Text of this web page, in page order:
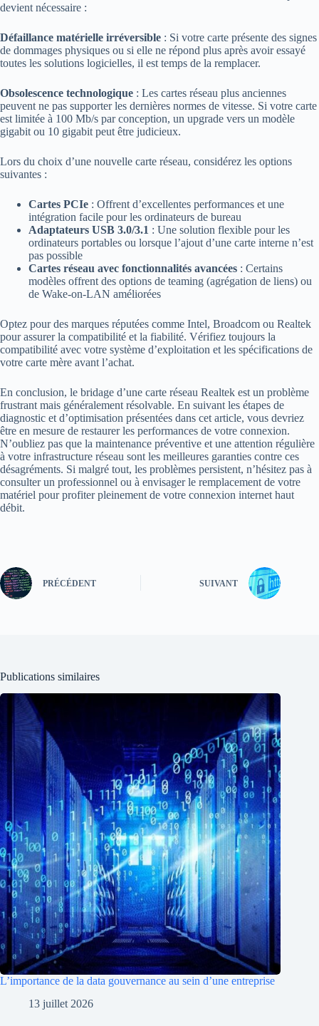
devient nécessaire :
Défaillance matérielle irréversible : Si votre carte présente des signes
de dommages physiques ou si elle ne répond plus après avoir essayé
toutes les solutions logicielles, il est temps de la remplacer.
Obsolescence technologique : Les cartes réseau plus anciennes
peuvent ne pas supporter les dernières normes de vitesse. Si votre carte
est limitée à 100 Mb/s par conception, un upgrade vers un modèle
gigabit ou 10 gigabit peut être judicieux.
Lors du choix d’une nouvelle carte réseau, considérez les options
suivantes :
Cartes PCIe : Offrent d’excellentes performances et une
intégration facile pour les ordinateurs de bureau
Adaptateurs USB 3.0/3.1 : Une solution flexible pour les
ordinateurs portables ou lorsque l’ajout d’une carte interne n’est
pas possible
Cartes réseau avec fonctionnalités avancées : Certains
modèles offrent des options de teaming (agrégation de liens) ou
de Wake-on-LAN améliorées
Optez pour des marques réputées comme Intel, Broadcom ou Realtek
pour assurer la compatibilité et la fiabilité. Vérifiez toujours la
compatibilité avec votre système d’exploitation et les spécifications de
votre carte mère avant l’achat.
En conclusion, le bridage d’une carte réseau Realtek est un problème
frustrant mais généralement résolvable. En suivant les étapes de
diagnostic et d’optimisation présentées dans cet article, vous devriez
être en mesure de restaurer les performances de votre connexion.
N’oubliez pas que la maintenance préventive et une attention régulière
à votre infrastructure réseau sont les meilleures garanties contre ces
désagréments. Si malgré tout, les problèmes persistent, n’hésitez pas à
consulter un professionnel ou à envisager le remplacement de votre
matériel pour profiter pleinement de votre connexion internet haut
débit.
PRÉCÉDENT SUIVANT
Publications similaires
L’importance de la data gouvernance au sein d’une entreprise
13 juillet 2026